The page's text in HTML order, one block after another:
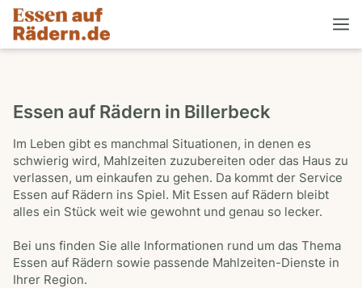
Essen auf Rädern in Billerbeck
Im Leben gibt es manchmal Situationen, in denen es
schwierig wird, Mahlzeiten zuzubereiten oder das Haus zu
verlassen, um einkaufen zu gehen. Da kommt der Service
Essen auf Rädern ins Spiel. Mit Essen auf Rädern bleibt
alles ein Stück weit wie gewohnt und genau so lecker.
Bei uns finden Sie alle Informationen rund um das Thema
Essen auf Rädern sowie passende Mahlzeiten-Dienste in
Ihrer Region.